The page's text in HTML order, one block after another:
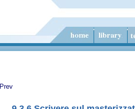
Prev